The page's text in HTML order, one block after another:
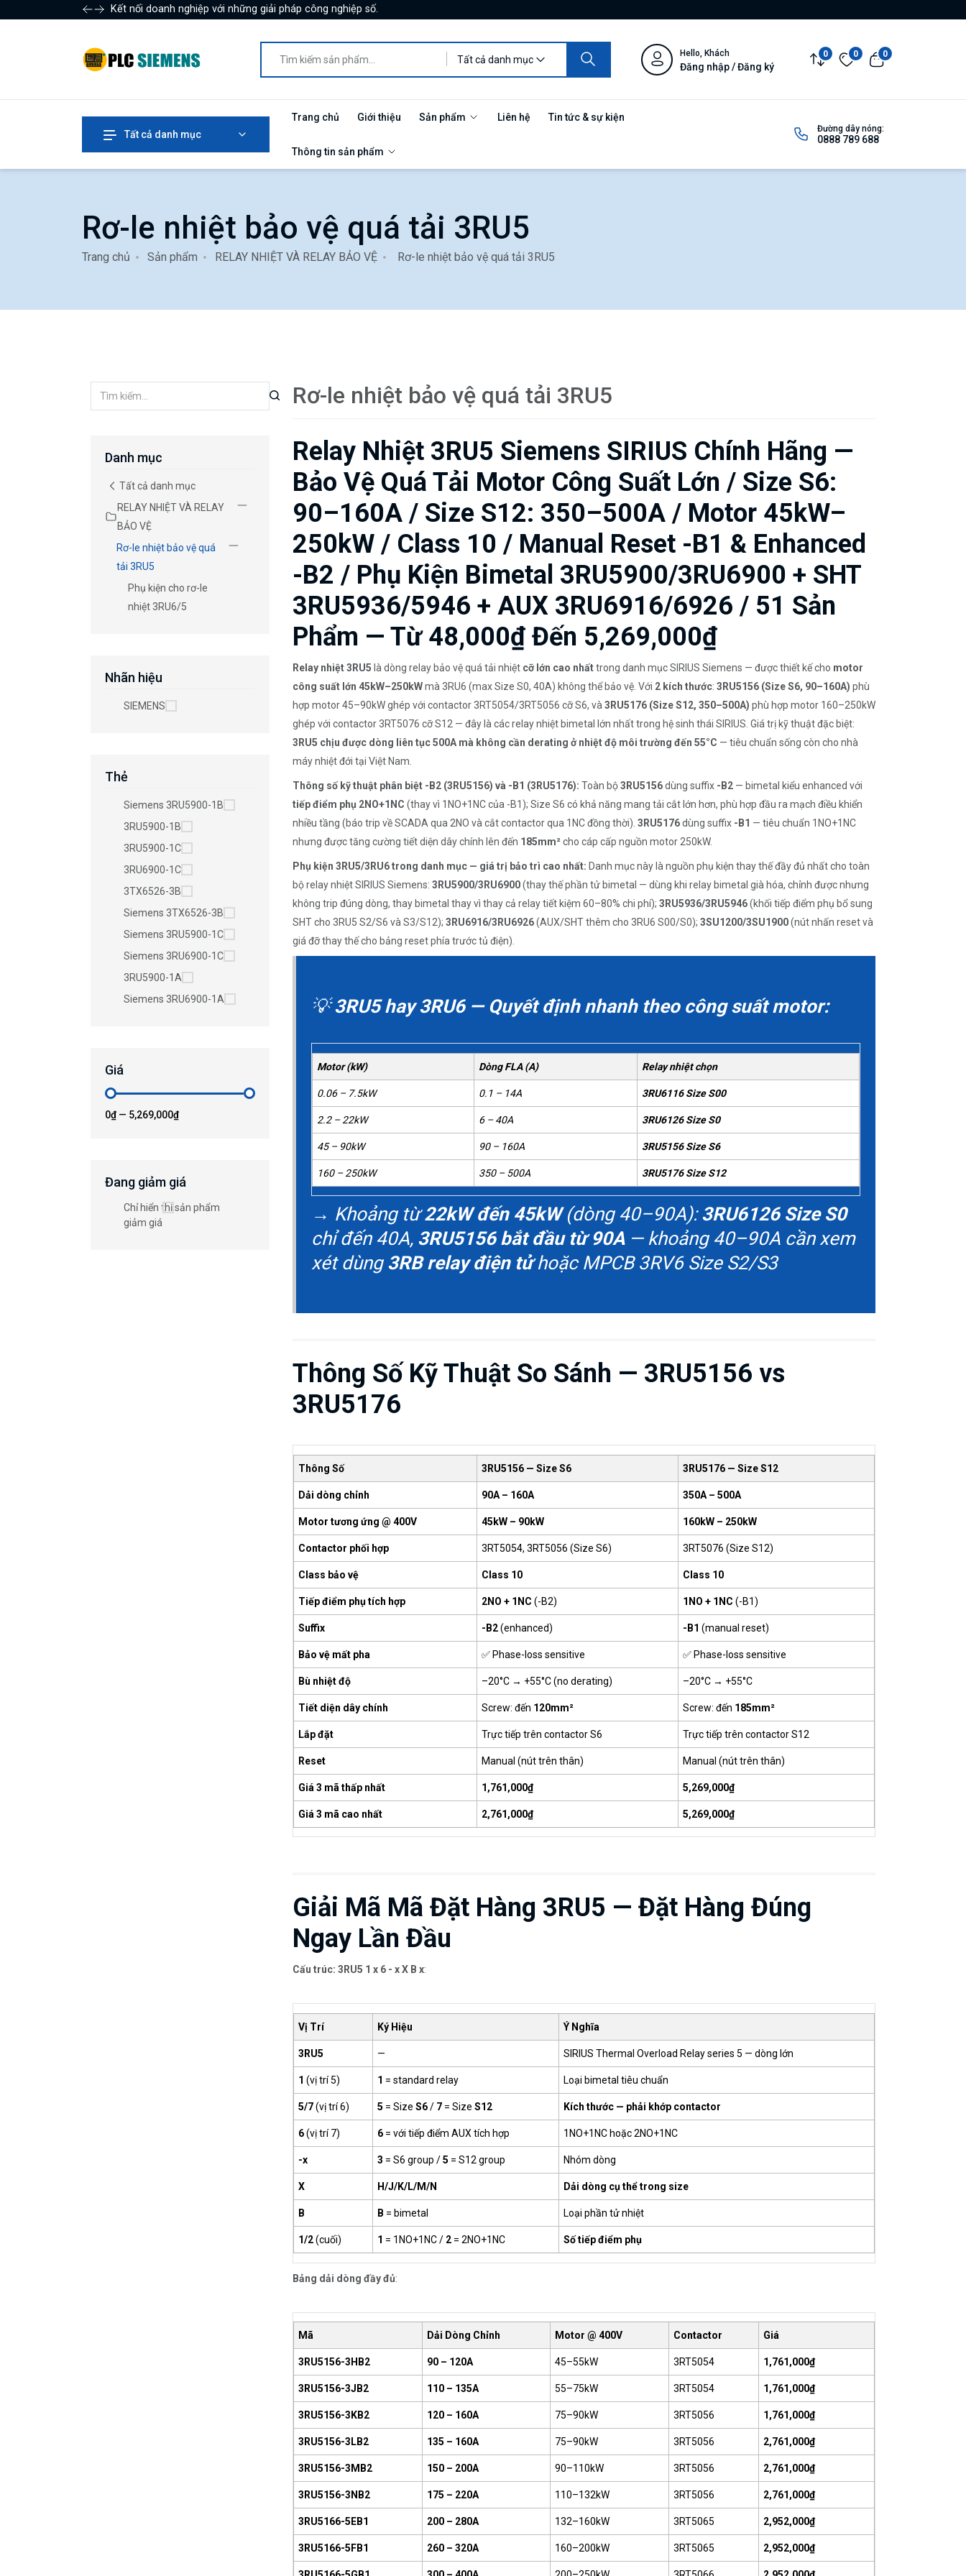
Kết nối doanh nghiệp với những giải pháp công nghiệp số.
Tất cả danh mục
Hello, Khách
Đăng nhập / Đăng ký
0 0 0
Tất cả danh mục
Trang chủ Giới thiệu Sản phẩm Liên hệ Tin tức & sự kiện
Thông tin sản phẩm
Đường dây nóng:
0888 789 688
Rơ-le nhiệt bảo vệ quá tải 3RU5
Trang chủ Sản phẩm RELAY NHIỆT VÀ RELAY BẢO VỆ Rơ-le nhiệt bảo vệ quá tải 3RU5
Danh mục
Tất cả danh mục
RELAY NHIỆT VÀ RELAY
BẢO VỆ
Rơ-le nhiệt bảo vệ quá
tải 3RU5
Phụ kiện cho rơ-le
nhiệt 3RU6/5
Nhãn hiệu
SIEMENS
Thẻ
Siemens 3RU5900-1B
3RU5900-1B
3RU5900-1C
3RU6900-1C
3TX6526-3B
Siemens 3TX6526-3B
Siemens 3RU5900-1C
Siemens 3RU6900-1C
3RU5900-1A
Siemens 3RU6900-1A
Giá
0₫— 5,269,000₫
Đang giảm giá
Chỉ hiển thị sản phẩm
giảm giá
Rơ-le nhiệt bảo vệ quá tải 3RU5
Relay Nhiệt 3RU5 Siemens SIRIUS Chính Hãng —
Bảo Vệ Quá Tải Motor Công Suất Lớn / Size S6:
90–160A / Size S12: 350–500A / Motor 45kW–
250kW / Class 10 / Manual Reset -B1 & Enhanced
-B2 / Phụ Kiện Bimetal 3RU5900/3RU6900 + SHT
3RU5936/5946 + AUX 3RU6916/6926 / 51 Sản
Phẩm — Từ 48,000₫ Đến 5,269,000₫
Relay nhiệt 3RU5 là dòng relay bảo vệ quá tải nhiệt cỡ lớn cao nhấttrong danh mục SIRIUS Siemens — được thiết kế cho motor
công suất lớn 45kW–250kWmà 3RU6 (max Size S0, 40A) không thể bảo vệ. Với 2 kích thước: 3RU5156 (Size S6, 90–160A) phù
hợp motor 45–90kW ghép với contactor 3RT5054/3RT5056 cỡ S6, và 3RU5176 (Size S12, 350–500A) phù hợp motor 160–250kW
ghép với contactor 3RT5076 cỡ S12 — đây là các relay nhiệt bimetal lớn nhất trong hệ sinh thái SIRIUS. Giá trị kỹ thuật đặc biệt:
3RU5 chịu được dòng liên tục 500A mà không cần derating ở nhiệt độ môi trường đến 55°C — tiêu chuẩn sống còn cho nhà
máy nhiệt đới tại Việt Nam.
Thông số kỹ thuật phân biệt -B2 (3RU5156) và -B1 (3RU5176): Toàn bộ3RU5156dùng suffix -B2 — bimetal kiểu enhanced với
tiếp điểm phụ 2NO+1NC (thay vì 1NO+1NC của -B1); Size S6 có khả năng mang tải cắt lớn hơn, phù hợp đầu ra mạch điều khiển
nhiều tầng (báo trip về SCADA qua 2NO và cắt contactor qua 1NC đồng thời). 3RU5176dùng suffix -B1 — tiêu chuẩn 1NO+1NC
nhưng được tăng cường tiết diện dây chính lên đến 185mm²cho cáp cấp nguồn motor 250kW.
Phụ kiện 3RU5/3RU6 trong danh mục — giá trị bảo trì cao nhất: Danh mục này là nguồn phụ kiện thay thế đầy đủ nhất cho toàn
bộ relay nhiệt SIRIUS Siemens: 3RU5900/3RU6900(thay thế phần tử bimetal — dùng khi relay bimetal già hóa, chỉnh được nhưng
không trip đúng dòng, thay bimetal thay vì thay cả relay tiết kiệm 60–80% chi phí); 3RU5936/3RU5946(khối tiếp điểm phụ bổ sung
SHT cho 3RU5 S2/S6 và S3/S12); 3RU6916/3RU6926(AUX/SHT thêm cho 3RU6 S00/S0); 3SU1200/3SU1900(nút nhấn reset và
giá đỡ thay thế cho bảng reset phía trước tủ điện).
💡3RU5 hay 3RU6 — Quyết định nhanh theo công suất motor:
Motor (kW) Dòng FLA (A) Relay nhiệt chọn
0.06 – 7.5kW 0.1 – 14A 3RU6116 Size S00
2.2 – 22kW 6 – 40A 3RU6126 Size S0
45 – 90kW 90 – 160A 3RU5156 Size S6
160 – 250kW 350 – 500A 3RU5176 Size S12
→ Khoảng từ22kW đến 45kW(dòng 40–90A): 3RU6126 Size S0
chỉ đến 40A, 3RU5156 bắt đầu từ 90A— khoảng 40–90A cần xem
xét dùng 3RB relay điện tửhoặc MPCB 3RV6 Size S2/S3
Thông Số Kỹ Thuật So Sánh — 3RU5156 vs
3RU5176
Thông Số 3RU5156 — Size S6 3RU5176 — Size S12
Dải dòng chỉnh 90A – 160A 350A – 500A
Motor tương ứng @ 400V 45kW – 90kW 160kW – 250kW
Contactor phối hợp 3RT5054, 3RT5056 (Size S6) 3RT5076 (Size S12)
Class bảo vệ Class 10 Class 10
Tiếp điểm phụ tích hợp 2NO + 1NC (-B2) 1NO + 1NC (-B1)
Suffix -B2(enhanced) -B1 (manual reset)
Bảo vệ mất pha ✅ Phase-loss sensitive ✅ Phase-loss sensitive
Bù nhiệt độ –20°C → +55°C (no derating) –20°C → +55°C
Tiết diện dây chính Screw: đến 120mm² Screw: đến 185mm²
Lắp đặt Trực tiếp trên contactor S6 Trực tiếp trên contactor S12
Reset Manual (nút trên thân) Manual (nút trên thân)
Giá 3 mã thấp nhất 1,761,000₫ 5,269,000₫
Giá 3 mã cao nhất 2,761,000₫ 5,269,000₫
Giải Mã Mã Đặt Hàng 3RU5 — Đặt Hàng Đúng
Ngay Lần Đầu
Cấu trúc: 3RU5 1 x 6 - x X B x:
Vị Trí Ký Hiệu Ý Nghĩa
3RU5 — SIRIUS Thermal Overload Relay series 5 — dòng lớn
1 (vị trí 5) 1 = standard relay Loại bimetal tiêu chuẩn
5/7(vị trí 6) 5 = Size S6/ 7= Size S12 Kích thước — phải khớp contactor
6(vị trí 7) 6= với tiếp điểm AUX tích hợp 1NO+1NC hoặc 2NO+1NC
-x 3 = S6 group /5 = S12 group Nhóm dòng
X H/J/K/L/M/N Dải dòng cụ thể trong size
B B = bimetal Loại phần tử nhiệt
1/2(cuối) 1 = 1NO+1NC / 2= 2NO+1NC Số tiếp điểm phụ
Bảng dải dòng đầy đủ:
Mã Dải Dòng Chỉnh Motor @ 400V Contactor Giá
3RU5156-3HB2 90 – 120A 45–55kW 3RT5054 1,761,000₫
3RU5156-3JB2 110 – 135A 55–75kW 3RT5054 1,761,000₫
3RU5156-3KB2 120 – 160A 75–90kW 3RT5056 1,761,000₫
3RU5156-3LB2 135 – 160A 75–90kW 3RT5056 2,761,000₫
3RU5156-3MB2 150 – 200A 90–110kW 3RT5056 2,761,000₫
3RU5156-3NB2 175 – 220A 110–132kW 3RT5056 2,761,000₫
3RU5166-5EB1 200 – 280A 132–160kW 3RT5065 2,952,000₫
3RU5166-5FB1 260 – 320A 160–200kW 3RT5065 2,952,000₫